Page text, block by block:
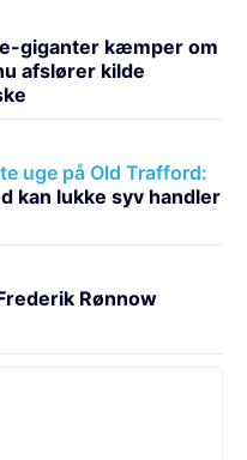
giganter kæmper om
afslører kilde
uge på Old Trafford:
kan lukke syv handler
Rønnow